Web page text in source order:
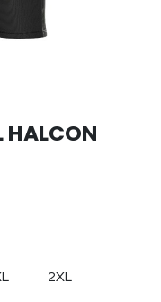
HALCON
2XL